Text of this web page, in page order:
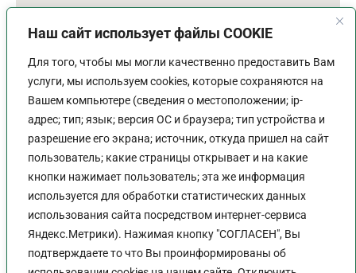
Наш сайт использует файлы COOKIE
Для того, чтобы мы могли качественно предоставить Вам
услуги, мы используем cookies, которые сохраняются на
Вашем компьютере (сведения о местоположении; ip-
адрес; тип; язык; версия ОС и браузера; тип устройства и
разрешение его экрана; источник, откуда пришел на сайт
пользователь; какие страницы открывает и на какие
кнопки нажимает пользователь; эта же информация
используется для обработки статистических данных
использования сайта посредством интернет-сервиса
Яндекс.Метрики). Нажимая кнопку "СОГЛАСЕН", Вы
подтверждаете то что Вы проинформированы об
График работы
Пн-Пт:9:00 - 18:00
Перерыв:13:00 - 14:00
Выходной:Сб - Вс